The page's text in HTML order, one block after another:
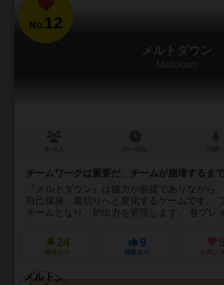
No.12
メルトダウン
Meltdown
チームワークは重要だ、チームが崩壊するま
『メルトダウン』は協力が前提でありながら
自己保身、裏切りへと変化するゲームです。
チームとなり、炉出力を管理します。 各プレ
24
興味あり
9
経験あり
5
お気に